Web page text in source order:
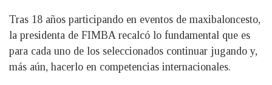
Tras 18 años participando en eventos de maxibaloncesto,
la presidenta de FIMBA recalcó lo fundamental que es
para cada uno de los seleccionados continuar jugando y,
más aún, hacerlo en competencias internacionales.